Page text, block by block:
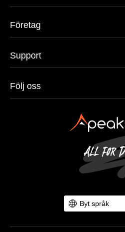
Företag
Support
Följ oss
Byt språk